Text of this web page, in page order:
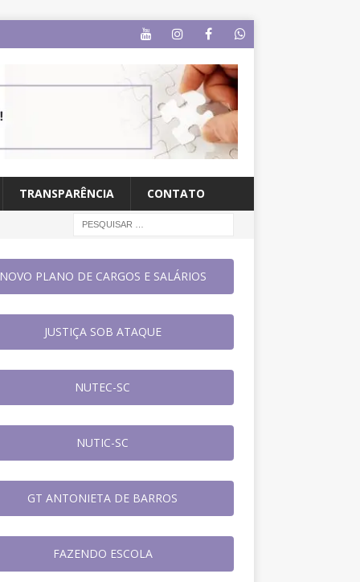
TRANSPARÊNCIA CONTATO
NOVO PLANO DE CARGOS E SALÁRIOS
JUSTIÇA SOB ATAQUE
NUTEC-SC
NUTIC-SC
GT ANTONIETA DE BARROS
FAZENDO ESCOLA